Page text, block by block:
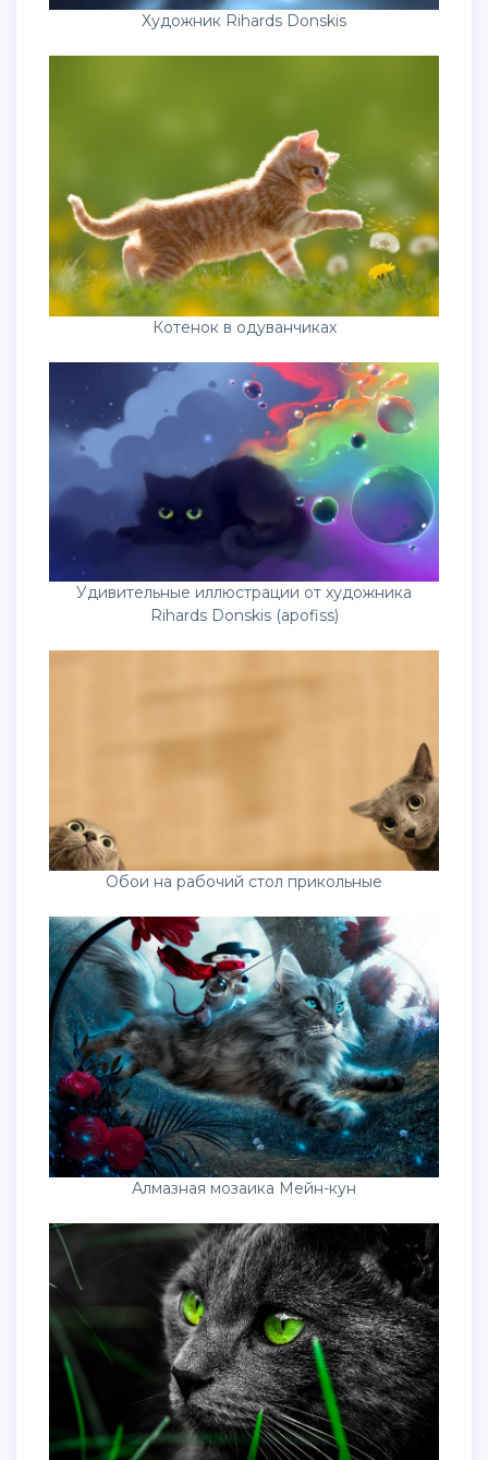
Художник Rihards Donskis
Котенок в одуванчиках
Удивительные иллюстрации от художника
Rihards Donskis (apofiss)
Обои на рабочий стол прикольные
Алмазная мозаика Мейн-кун